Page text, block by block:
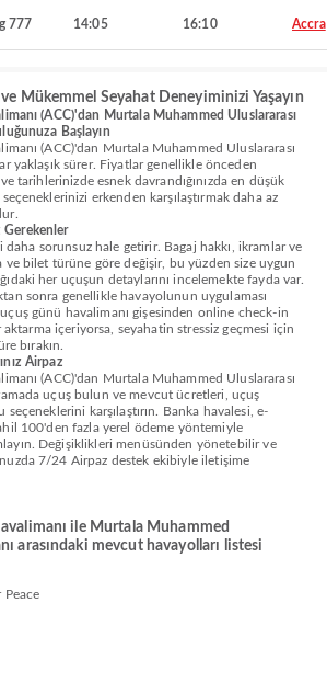
777 14:05 16:10 Accra
Mükemmel Seyahat Deneyiminizi Yaşayın
(ACC)'dan Murtala Muhammed Uluslararası
Başlayın
(ACC)'dan Murtala Muhammed Uluslararası
yaklaşık sürer. Fiyatlar genellikle önceden
ve tarihlerinizde esnek davrandığınızda en düşük
erkenden karşılaştırmak daha az
daha sorunsuz hale getirir. Bagaj hakkı, ikramlar ve
bilet türüne göre değişir, bu yüzden size uygun
her uçuşun detaylarını incelemekte fayda var.
sonra genellikle havayolunun uygulaması
günü havalimanı gişesinden online check-in
içeriyorsa, seyahatin stressiz geçmesi için
bırakın.
Airpaz
(ACC)'dan Murtala Muhammed Uluslararası
uçuş bulun ve mevcut ücretleri, uçuş
seçeneklerini karşılaştırın. Banka havalesi, e-
100'den fazla yerel ödeme yöntemiyle
Değişiklikleri menüsünden yönetebilir ve
7/24 Airpaz destek ekibiyle iletişime
ile Murtala Muhammed
arasındaki mevcut havayolları listesi
Peace